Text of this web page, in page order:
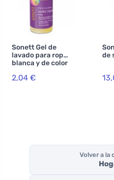
Sonett Gel de
lavado para ropa
blanca y de color
2,04 €
de
Volver a la